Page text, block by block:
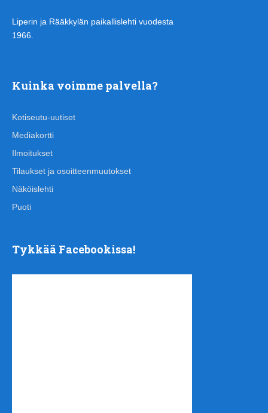
Liperin ja Rääkkylän paikallislehti vuodesta
1966.
Kuinka voimme palvella?
Kotiseutu-uutiset
Mediakortti
Ilmoitukset
Tilaukset ja osoitteenmuutokset
Näköislehti
Puoti
Tykkää Facebookissa!